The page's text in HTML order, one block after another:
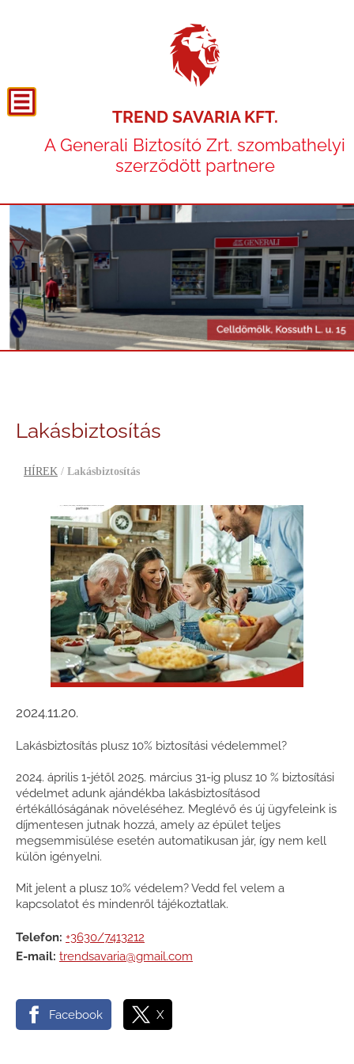
TREND SAVARIA KFT.
A Generali Biztosító Zrt. szombathelyi
szerződött partnere
Lakásbiztosítás
HÍREK / Lakásbiztosítás
2024.11.20.
Lakásbiztosítás plusz 10% biztosítási védelemmel?
2024. április 1-jétől 2025. március 31-ig plusz 10 % biztosítási
védelmet adunk ajándékba lakásbiztosításod
értékállóságának növeléséhez. Meglévő és új ügyfeleink is
díjmentesen jutnak hozzá, amely az épület teljes
megsemmisülése esetén automatikusan jár, így nem kell
külön igényelni.
Mit jelent a plusz 10% védelem? Vedd fel velem a
kapcsolatot és mindenről tájékoztatlak.
Telefon: +3630/7413212
E-mail: trendsavaria@gmail.com
Facebook X